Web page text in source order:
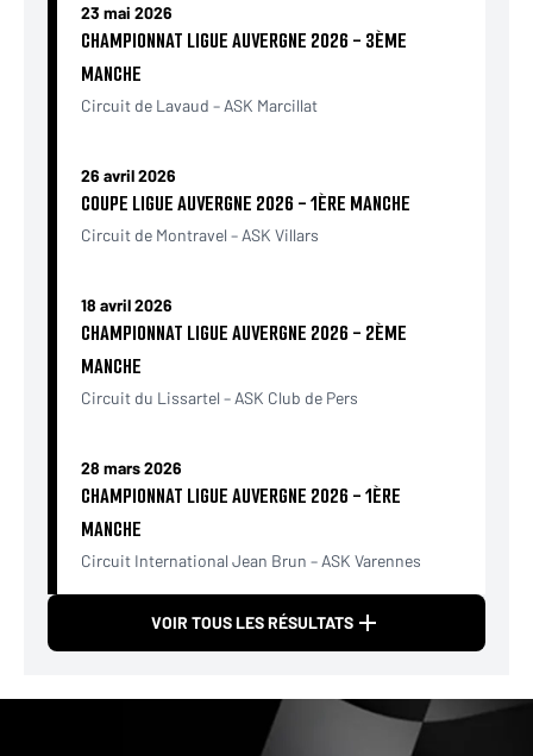
23 mai 2026
CHAMPIONNAT LIGUE AUVERGNE 2026 - 3ÈME
MANCHE
Circuit de Lavaud – ASK Marcillat
26 avril 2026
COUPE LIGUE AUVERGNE 2026 - 1ÈRE MANCHE
Circuit de Montravel – ASK Villars
18 avril 2026
CHAMPIONNAT LIGUE AUVERGNE 2026 - 2ÈME
MANCHE
Circuit du Lissartel – ASK Club de Pers
28 mars 2026
CHAMPIONNAT LIGUE AUVERGNE 2026 - 1ÈRE
MANCHE
Circuit International Jean Brun – ASK Varennes
VOIR TOUS LES RÉSULTATS